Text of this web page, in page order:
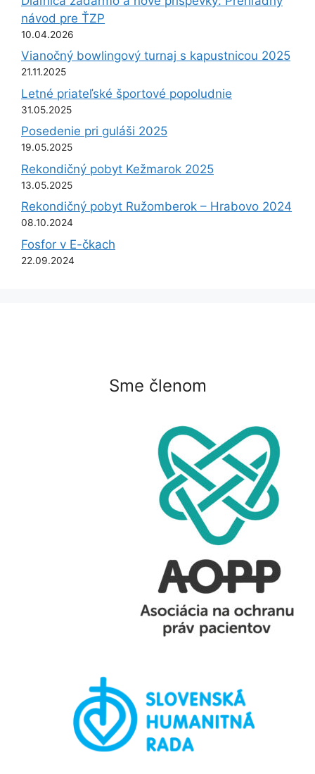
návod pre ŤZP
10.04.2026
Vianočný bowlingový turnaj s kapustnicou 2025
21.11.2025
Letné priateľské športové popoludnie
31.05.2025
Posedenie pri guláši 2025
19.05.2025
Rekondičný pobyt Kežmarok 2025
13.05.2025
Rekondičný pobyt Ružomberok – Hrabovo 2024
08.10.2024
Fosfor v E-čkach
22.09.2024
Sme členom